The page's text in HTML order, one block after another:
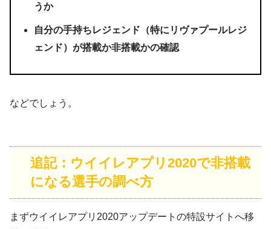
うか
自分の手持ちレジェンド（特にリヴァプールレジ
ェンド）が搭載か非搭載かの確認
などでしょう。
追記：ウイイレアプリ2020で非搭載
になる選手の調べ方
まずウイイレアプリ2020アップデートの特設サイトへ移